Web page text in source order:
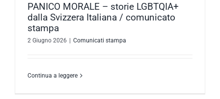
PANICO MORALE – storie LGBTQIA+
dalla Svizzera Italiana / comunicato
stampa
2 Giugno 2026 | Comunicati stampa
Continua a leggere